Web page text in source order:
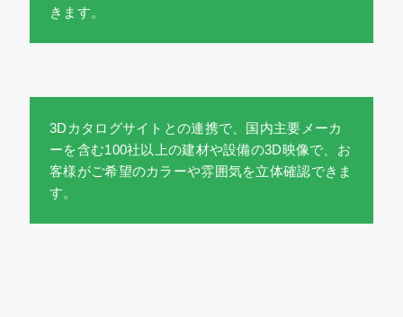
きます。
3Dカタログサイトとの連携で、国内主要メーカ
ーを含む100社以上の建材や設備の3D映像で、お
客様がご希望のカラーや雰囲気を立体確認できま
す。